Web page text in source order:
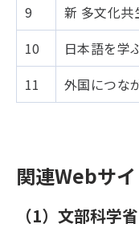
9
新 多文化共
10
日本語を学
11
外国につな
関連Webサイ
（1）文部科学